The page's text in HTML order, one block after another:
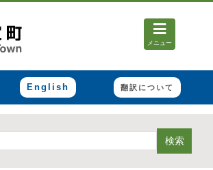
メニュー
English 翻訳について
検索